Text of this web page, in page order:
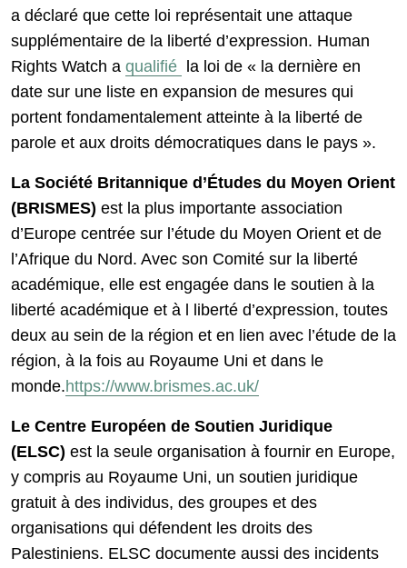
a déclaré que cette loi représentait une attaque
supplémentaire de la liberté d’expression. Human
Rights Watch a qualifié la loi de « la dernière en
date sur une liste en expansion de mesures qui
portent fondamentalement atteinte à la liberté de
parole et aux droits démocratiques dans le pays ».
La Société Britannique d’Études du Moyen Orient
(BRISMES) est la plus importante association
d’Europe centrée sur l’étude du Moyen Orient et de
l’Afrique du Nord. Avec son Comité sur la liberté
académique, elle est engagée dans le soutien à la
liberté académique et à l liberté d’expression, toutes
deux au sein de la région et en lien avec l’étude de la
région, à la fois au Royaume Uni et dans le
monde.https://www.brismes.ac.uk/
Le Centre Européen de Soutien Juridique
(ELSC) est la seule organisation à fournir en Europe,
y compris au Royaume Uni, un soutien juridique
gratuit à des individus, des groupes et des
organisations qui défendent les droits des
Palestiniens. ELSC documente aussi des incidents